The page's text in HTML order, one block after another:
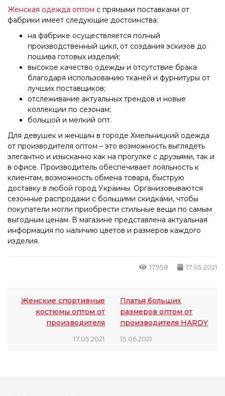
Женская одежда оптом с прямыми поставками от
фабрики имеет следующие достоинства:
на фабрике осуществляется полный
производственный цикл, от создания эскизов до
пошива готовых изделий;
высокое качество одежды и отсутствие брака
благодаря использованию тканей и фурнитуры от
лучших поставщиков;
отслеживание актуальных трендов и новые
коллекции по сезонам;
большой и мелкий опт.
Для девушек и женщин в городе Хмельницкий одежда
от производителя оптом – это возможность выглядеть
элегантно и изысканно как на прогулке с друзьями, так и
в офисе. Производитель обеспечивает лояльность к
клиентам, возможность обмена товара, быструю
доставку в любой город Украины. Организовываются
сезонные распродажи с большими скидками, чтобы
покупатели могли приобрести стильные вещи по самым
выгодным ценам. В магазине представлена актуальная
информация по наличию цветов и размеров каждого
изделия.
17958 17.05.2021
Женские спортивные
костюмы оптом от
производителя
17.05.2021
Платья больших
размеров оптом от
производителя HARDY
15.06.2021